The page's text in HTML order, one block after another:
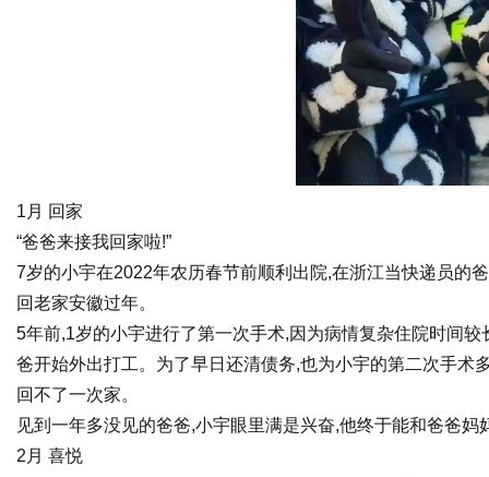
1月 回家
“爸爸来接我回家啦!”
7岁的小宇在2022年农历春节前顺利出院,在浙江当快递员的
回老家安徽过年。
5年前,1岁的小宇进行了第一次手术,因为病情复杂住院时间
爸开始外出打工。为了早日还清债务,也为小宇的第二次手术
回不了一次家。
见到一年多没见的爸爸,小宇眼里满是兴奋,他终于能和爸爸妈
2月 喜悦